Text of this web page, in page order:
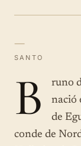
—
SANTO
B
runo
nació
de
conde de